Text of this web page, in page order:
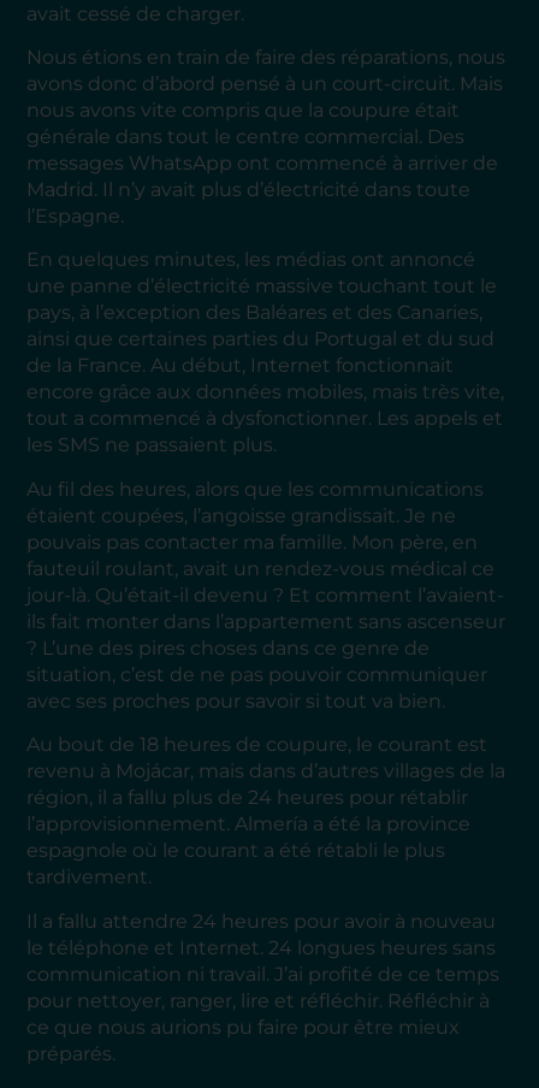
avait cessé de charger.
Nous étions en train de faire des réparations, nous
avons donc d’abord pensé à un court-circuit. Mais
nous avons vite compris que la coupure était
générale dans tout le centre commercial. Des
messages WhatsApp ont commencé à arriver de
Madrid. Il n’y avait plus d’électricité dans toute
l’Espagne.
En quelques minutes, les médias ont annoncé
une panne d’électricité massive touchant tout le
pays, à l’exception des Baléares et des Canaries,
ainsi que certaines parties du Portugal et du sud
de la France. Au début, Internet fonctionnait
encore grâce aux données mobiles, mais très vite,
tout a commencé à dysfonctionner. Les appels et
les SMS ne passaient plus.
Au fil des heures, alors que les communications
étaient coupées, l’angoisse grandissait. Je ne
pouvais pas contacter ma famille. Mon père, en
fauteuil roulant, avait un rendez-vous médical ce
jour-là. Qu’était-il devenu ? Et comment l’avaient-
ils fait monter dans l’appartement sans ascenseur
? L’une des pires choses dans ce genre de
situation, c’est de ne pas pouvoir communiquer
avec ses proches pour savoir si tout va bien.
Au bout de 18 heures de coupure, le courant est
revenu à Mojácar, mais dans d’autres villages de la
région, il a fallu plus de 24 heures pour rétablir
l’approvisionnement. Almería a été la province
espagnole où le courant a été rétabli le plus
tardivement.
Il a fallu attendre 24 heures pour avoir à nouveau
le téléphone et Internet. 24 longues heures sans
communication ni travail. J’ai profité de ce temps
pour nettoyer, ranger, lire et réfléchir. Réfléchir à
ce que nous aurions pu faire pour être mieux
préparés.